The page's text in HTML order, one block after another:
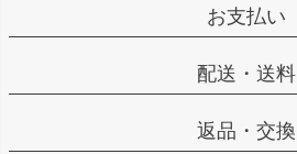
お支払い
配送・送料
返品・交換